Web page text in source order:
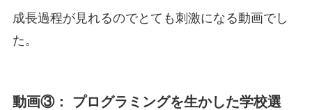
成長過程が見れるのでとても刺激になる動画でし
た。
動画③： プログラミングを生かした学校選